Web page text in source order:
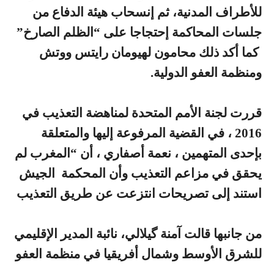
للأطراف المدنية، ثم إنسحاب هيئة الدفاع من
جلسات المحاكمة إحتجاجا على “الظلم الصارخ”
كما أكد ذلك محامون لهيومان رايتس ووتش
ومنظمة العفو الدولية.
قررت لجنة الأمم المتحدة لمناهضة التعذيب في
2016 ، في القضية المرفوعة إليها والمتعلقة
بإحدى المتهمين ، نعمة أصفاري ، أن “المغرب لم
يحقق في مزاعم التعذيب وأن المحكمة الجيش
استند إلى تصريحات انتزعت عن طريق التعذيب
من جانبها قالت آمنة گيلالي، نائبة المدير الإقليمي
للشرق الأوسط وشمال أفريقيا في منظمة العفو